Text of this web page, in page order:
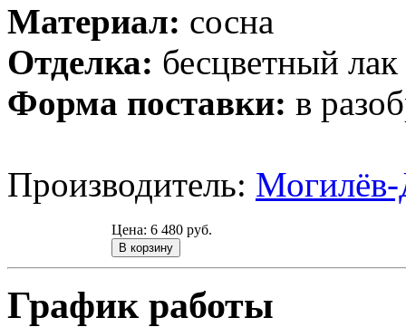
Материал: сосна
Отделка: бесцветный лак
Форма поставки: в
Производитель:
Цена: 6 480 руб.
График работы